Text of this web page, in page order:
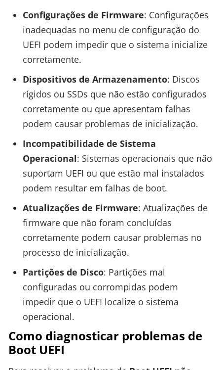
Configurações de Firmware: Configurações
inadequadas no menu de configuração do
UEFI podem impedir que o sistema inicialize
corretamente.
Dispositivos de Armazenamento: Discos
rígidos ou SSDs que não estão configurados
corretamente ou que apresentam falhas
podem causar problemas de inicialização.
Incompatibilidade de Sistema
Operacional: Sistemas operacionais que não
suportam UEFI ou que estão mal instalados
podem resultar em falhas de boot.
Atualizações de Firmware: Atualizações de
firmware que não foram concluídas
corretamente podem causar problemas no
processo de inicialização.
Partições de Disco: Partições mal
configuradas ou corrompidas podem
impedir que o UEFI localize o sistema
operacional.
Como diagnosticar problemas de
Boot UEFI